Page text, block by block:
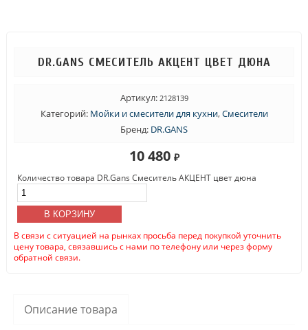
DR.GANS СМЕСИТЕЛЬ АКЦЕНТ ЦВЕТ ДЮНА
Артикул: 2128139
Категорий: Мойки и смесители для кухни,Смесители
Бренд: DR.GANS
10 480 ₽
Количество товара DR.Gans Смеситель АКЦЕНТ цвет дюна
В КОРЗИНУ
В связи с ситуацией на рынках просьба перед покупкой уточнить
цену товара, связавшись с нами по телефону или через форму
обратной связи.
Описание товара